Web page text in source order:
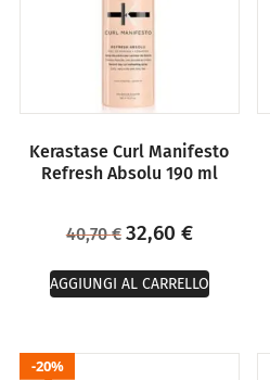
Kerastase Curl Manifesto
Refresh Absolu 190 ml
40,70€ 32,60 €
AGGIUNGI AL CARRELLO
20%